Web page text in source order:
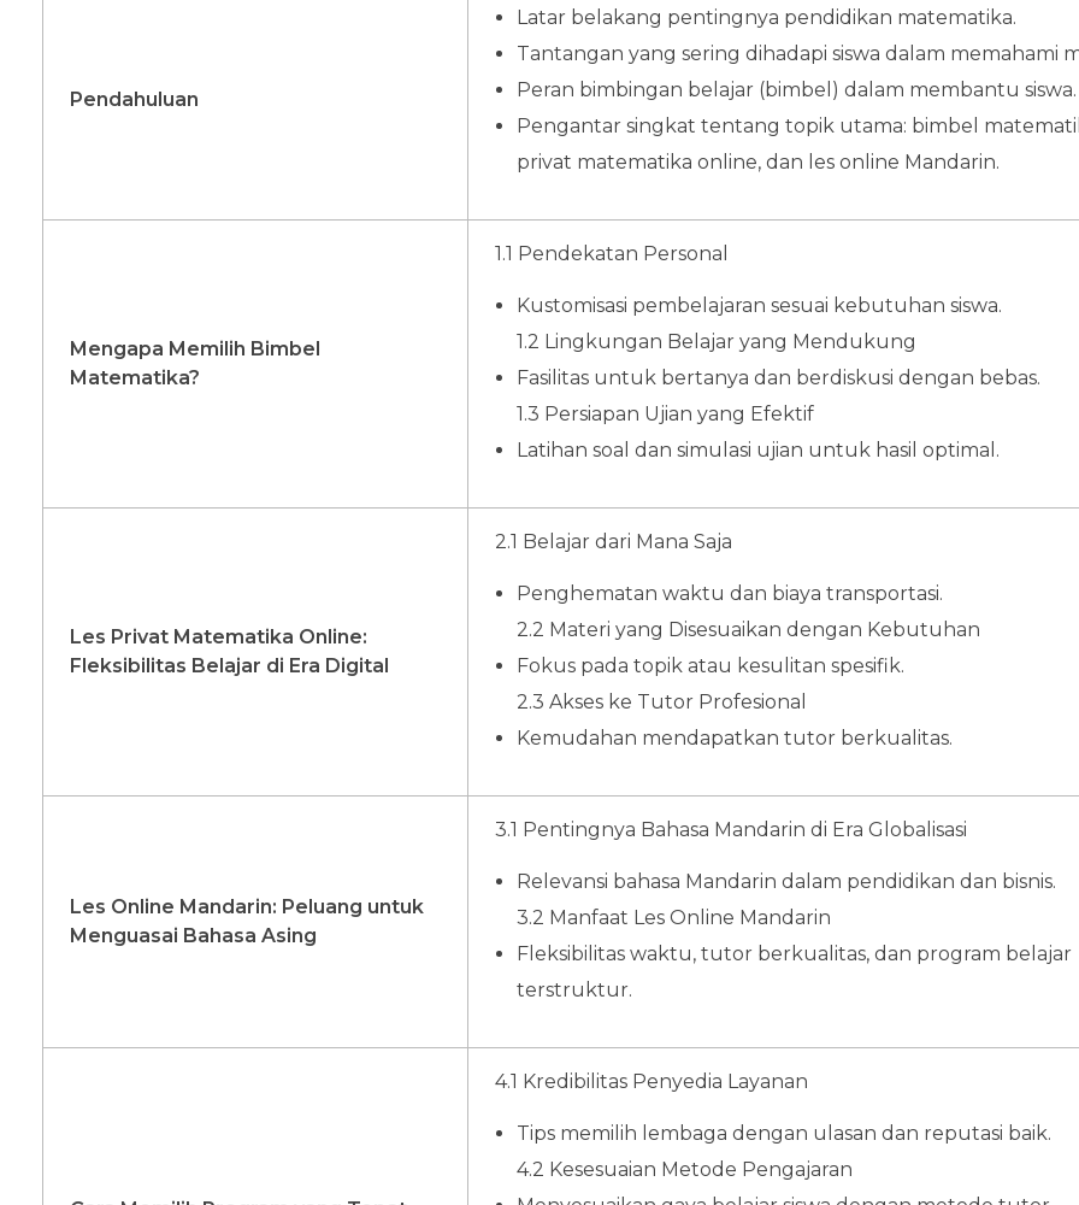
Pendahuluan
Latar belakang pentingnya pendidikan matematika.
Tantangan yang sering dihadapi siswa dalam memahami
Peran bimbingan belajar (bimbel) dalam membantu siswa.
Pengantar singkat tentang topik utama: bimbel
privat matematika online, dan les online Mandarin.
Mengapa Memilih Bimbel
Matematika?
1.1 Pendekatan Personal
Kustomisasi pembelajaran sesuai kebutuhan siswa.
1.2 Lingkungan Belajar yang Mendukung
Fasilitas untuk bertanya dan berdiskusi dengan bebas.
1.3 Persiapan Ujian yang Efektif
Latihan soal dan simulasi ujian untuk hasil optimal.
Les Privat Matematika Online:
Fleksibilitas Belajar di Era Digital
2.1 Belajar dari Mana Saja
Penghematan waktu dan biaya transportasi.
2.2 Materi yang Disesuaikan dengan Kebutuhan
Fokus pada topik atau kesulitan spesifik.
2.3 Akses ke Tutor Profesional
Kemudahan mendapatkan tutor berkualitas.
Les Online Mandarin: Peluang untuk
Menguasai Bahasa Asing
3.1 Pentingnya Bahasa Mandarin di Era Globalisasi
Relevansi bahasa Mandarin dalam pendidikan dan bisnis.
3.2 Manfaat Les Online Mandarin
Fleksibilitas waktu, tutor berkualitas, dan program belajar
terstruktur.
4.1 Kredibilitas Penyedia Layanan
Tips memilih lembaga dengan ulasan dan reputasi baik.
4.2 Kesesuaian Metode Pengajaran